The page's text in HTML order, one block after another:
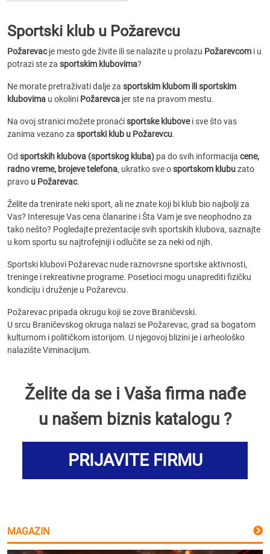
Sportski klub u Požarevcu
Požarevacje mesto gde živite ili se nalazite u prolazu Požarevcom i u
potrazi ste za sportskim klubovima?
Ne morate pretraživati dalje za sportskim klubom ili sportskim
klubovima u okolini Požarevca jer ste na pravom mestu.
Na ovoj stranici možete pronaćisportske klubovei sve što vas
zanima vezano za sportski klub u Požarevcu.
Od sportskih klubova (sportskog kluba) pa do svih informacija cene,
radno vreme, brojeve telefona, ukratko sve osportskom klubuzato
pravo u Požarevac.
Želite da trenirate neki sport, ali ne znate koji bi klub bio najbolji za
Vas? Interesuje Vas cena članarine i Šta Vam je sve neophodno za
tako nešto? Pogledajte prezentacije svih sportskih klubova, saznajte
u kom sportu su najtrofejniji i odlučite se za neki od njih.
Sportski klubovi Požarevac nude raznovrsne sportske aktivnosti,
treninge i rekreativne programe. Posetioci mogu unaprediti fizičku
kondiciju i druženje u Požarevcu.
Požarevac pripada okrugu koji se zove Braničevski.
U srcu Braničevskog okruga nalazi se Požarevac, grad sa bogatom
kulturnom i političkom istorijom. U njegovoj blizini je i arheološko
nalazište Viminacijum.
Želite da se i Vaša firma nađe
u našem biznis katalogu ?
PRIJAVITE FIRMU
MAGAZIN